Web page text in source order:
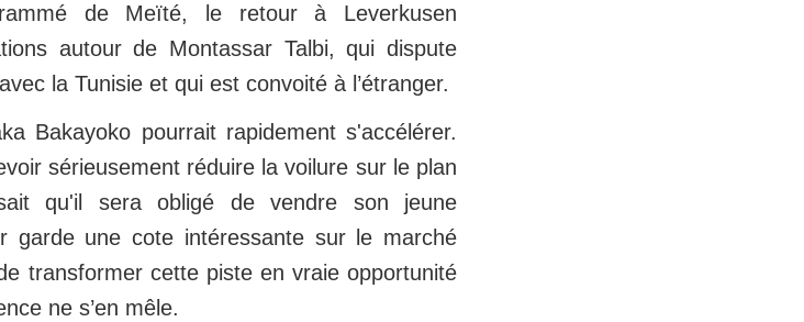
de Meïté, le retour à Leverkusen
autour de Montassar Talbi, qui dispute
la Tunisie et qui est convoité à l’étranger.
Bakayoko pourrait rapidement s'accélérer.
sérieusement réduire la voilure sur le plan
qu'il sera obligé de vendre son jeune
garde une cote intéressante sur le marché
transformer cette piste en vraie opportunité
ne s’en mêle.